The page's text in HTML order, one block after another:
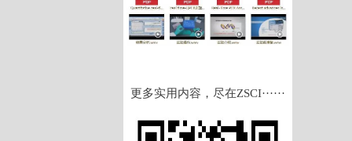
更多实用内容，尽在ZSCI······